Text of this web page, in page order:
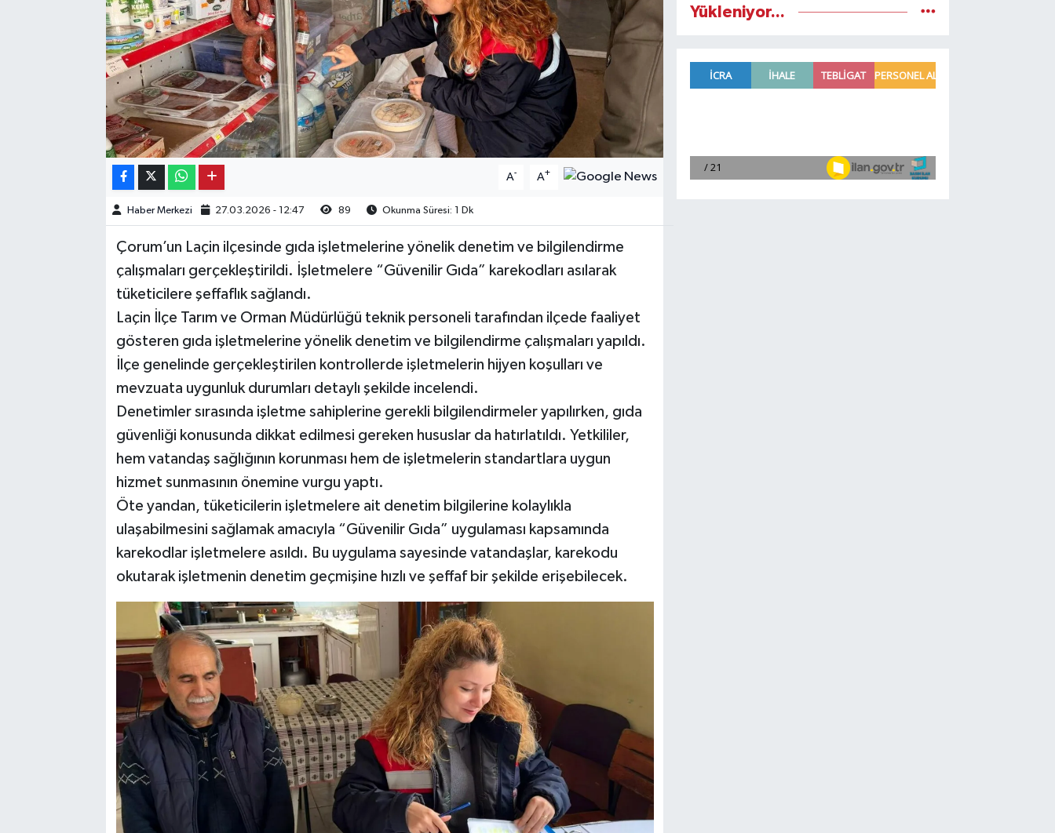
A- A+
Haber Merkezi 27.03.2026 - 12:47 89 Okunma Süresi: 1 Dk
Çorum’un Laçin ilçesinde gıda işletmelerine yönelik denetim ve bilgilendirme
çalışmaları gerçekleştirildi. İşletmelere “Güvenilir Gıda” karekodları asılarak
tüketicilere şeffaflık sağlandı.
Laçin İlçe Tarım ve Orman Müdürlüğü teknik personeli tarafından ilçede faaliyet
gösteren gıda işletmelerine yönelik denetim ve bilgilendirme çalışmaları yapıldı.
İlçe genelinde gerçekleştirilen kontrollerde işletmelerin hijyen koşulları ve
mevzuata uygunluk durumları detaylı şekilde incelendi.
Denetimler sırasında işletme sahiplerine gerekli bilgilendirmeler yapılırken, gıda
güvenliği konusunda dikkat edilmesi gereken hususlar da hatırlatıldı. Yetkililer,
hem vatandaş sağlığının korunması hem de işletmelerin standartlara uygun
hizmet sunmasının önemine vurgu yaptı.
Öte yandan, tüketicilerin işletmelere ait denetim bilgilerine kolaylıkla
ulaşabilmesini sağlamak amacıyla “Güvenilir Gıda” uygulaması kapsamında
karekodlar işletmelere asıldı. Bu uygulama sayesinde vatandaşlar, karekodu
okutarak işletmenin denetim geçmişine hızlı ve şeffaf bir şekilde erişebilecek.
Yükleniyor...
Osmancık